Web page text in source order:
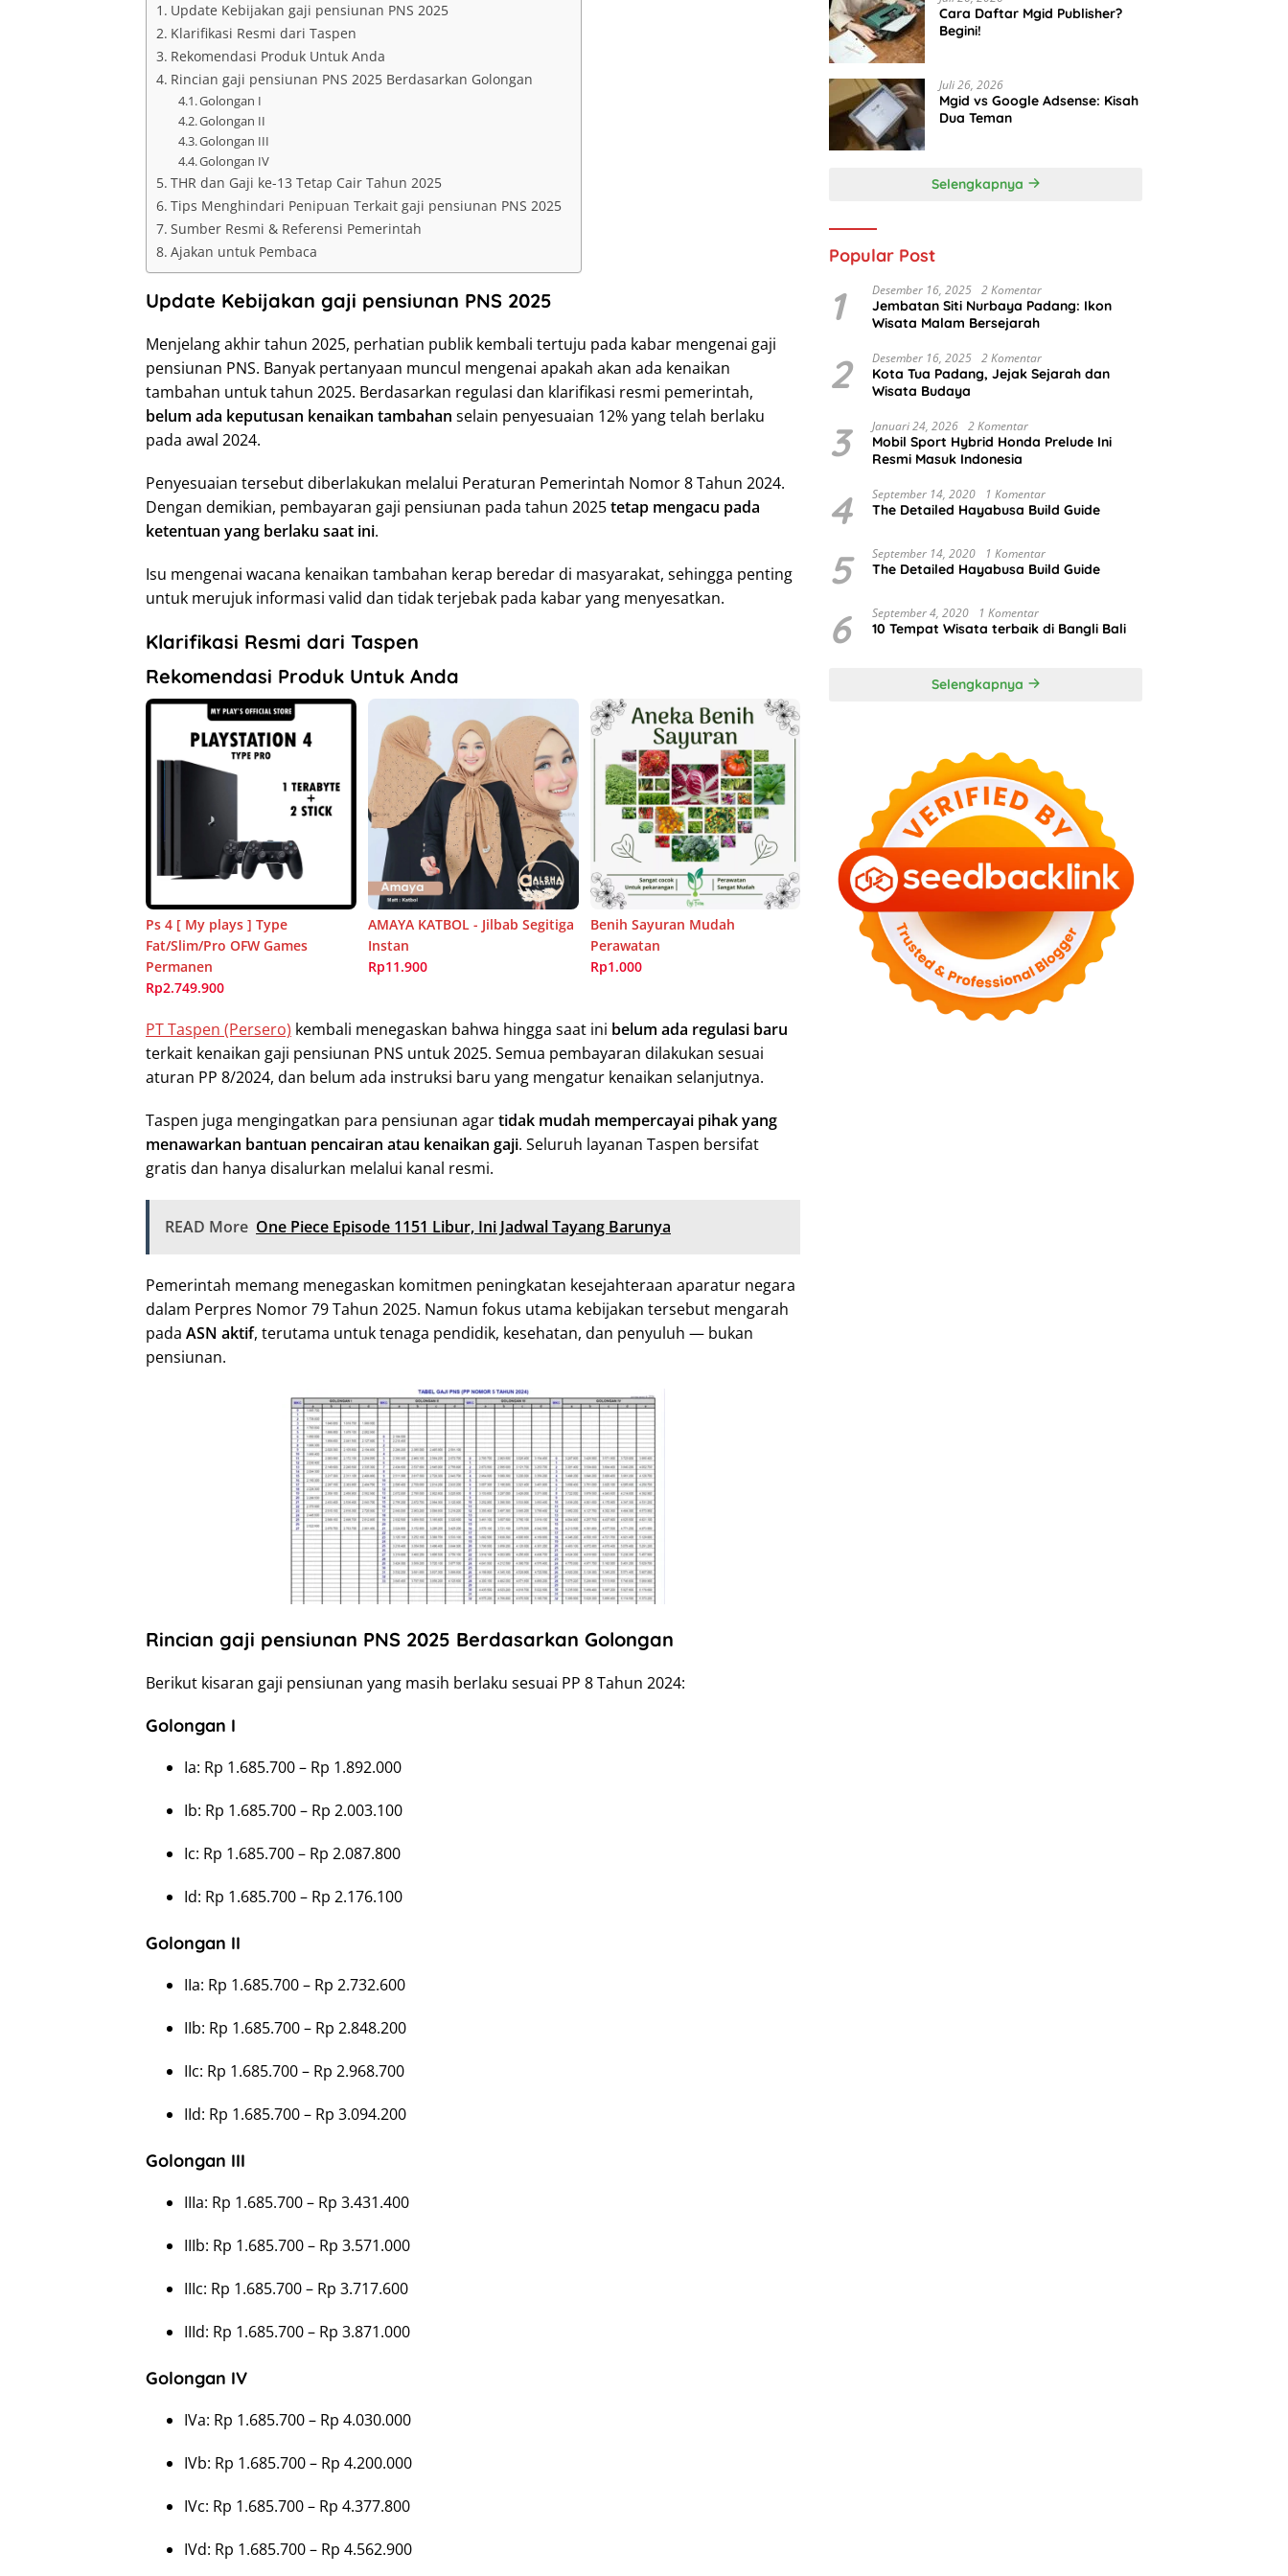
Update Kebijakan gaji pensiunan PNS 2025
Klarifikasi Resmi dari Taspen
Rekomendasi Produk Untuk Anda
Rincian gaji pensiunan PNS 2025 Berdasarkan Golongan
Golongan I
Golongan II
Golongan III
Golongan IV
THR dan Gaji ke-13 Tetap Cair Tahun 2025
Tips Menghindari Penipuan Terkait gaji pensiunan PNS 2025
Sumber Resmi & Referensi Pemerintah
Ajakan untuk Pembaca
Update Kebijakan gaji pensiunan PNS 2025
Menjelang akhir tahun 2025, perhatian publik kembali tertuju pada kabar mengenai gaji
pensiunan PNS. Banyak pertanyaan muncul mengenai apakah akan ada kenaikan
tambahan untuk tahun 2025. Berdasarkan regulasi dan klarifikasi resmi pemerintah,
belum ada keputusan kenaikan tambahan selain penyesuaian 12% yang telah berlaku
pada awal 2024.
Penyesuaian tersebut diberlakukan melalui Peraturan Pemerintah Nomor 8 Tahun 2024.
Dengan demikian, pembayaran gaji pensiunan pada tahun 2025tetap mengacu pada
ketentuan yang berlaku saat ini.
Isu mengenai wacana kenaikan tambahan kerap beredar di masyarakat, sehingga penting
untuk merujuk informasi valid dan tidak terjebak pada kabar yang menyesatkan.
Klarifikasi Resmi dari Taspen
Rekomendasi Produk Untuk Anda
Ps 4 [ My plays ] Type
Fat/Slim/Pro OFW Games
Permanen
Rp2.749.900
AMAYA KATBOL - Jilbab Segitiga
Instan
Rp11.900
Benih Sayuran Mudah
Perawatan
Rp1.000
PT Taspen (Persero) kembali menegaskan bahwa hingga saat ini belum ada regulasi baru
terkait kenaikan gaji pensiunan PNS untuk 2025. Semua pembayaran dilakukan sesuai
aturan PP 8/2024, dan belum ada instruksi baru yang mengatur kenaikan selanjutnya.
Taspen juga mengingatkan para pensiunan agartidak mudah mempercayai pihak yang
menawarkan bantuan pencairan atau kenaikan gaji. Seluruh layanan Taspen bersifat
gratis dan hanya disalurkan melalui kanal resmi.
READ More One Piece Episode 1151 Libur, Ini Jadwal Tayang Barunya
Pemerintah memang menegaskan komitmen peningkatan kesejahteraan aparatur negara
dalam Perpres Nomor 79 Tahun 2025. Namun fokus utama kebijakan tersebut mengarah
pada ASN aktif, terutama untuk tenaga pendidik, kesehatan, dan penyuluh — bukan
pensiunan.
Rincian gaji pensiunan PNS 2025 Berdasarkan Golongan
Berikut kisaran gaji pensiunan yang masih berlaku sesuai PP 8 Tahun 2024:
Golongan I
Ia: Rp 1.685.700 – Rp 1.892.000
Ib: Rp 1.685.700 – Rp 2.003.100
Ic: Rp 1.685.700 – Rp 2.087.800
Id: Rp 1.685.700 – Rp 2.176.100
Golongan II
IIa: Rp 1.685.700 – Rp 2.732.600
IIb: Rp 1.685.700 – Rp 2.848.200
IIc: Rp 1.685.700 – Rp 2.968.700
IId: Rp 1.685.700 – Rp 3.094.200
Golongan III
IIIa: Rp 1.685.700 – Rp 3.431.400
IIIb: Rp 1.685.700 – Rp 3.571.000
IIIc: Rp 1.685.700 – Rp 3.717.600
IIId: Rp 1.685.700 – Rp 3.871.000
Golongan IV
IVa: Rp 1.685.700 – Rp 4.030.000
IVb: Rp 1.685.700 – Rp 4.200.000
IVc: Rp 1.685.700 – Rp 4.377.800
IVd: Rp 1.685.700 – Rp 4.562.900
Cara Daftar Mgid Publisher?
Begini!
Juli 26, 2026
Mgid vs Google Adsense: Kisah
Dua Teman
Selengkapnya
Popular Post
1 Desember 16, 2025 2 Komentar
Jembatan Siti Nurbaya Padang: Ikon
Wisata Malam Bersejarah
2 Desember 16, 2025 2 Komentar
Kota Tua Padang, Jejak Sejarah dan
Wisata Budaya
3 Januari 24, 2026 2 Komentar
Mobil Sport Hybrid Honda Prelude Ini
Resmi Masuk Indonesia
4 September 14, 2020 1 Komentar
The Detailed Hayabusa Build Guide
5 September 14, 2020 1 Komentar
The Detailed Hayabusa Build Guide
6 September 4, 2020 1 Komentar
10 Tempat Wisata terbaik di Bangli Bali
Selengkapnya